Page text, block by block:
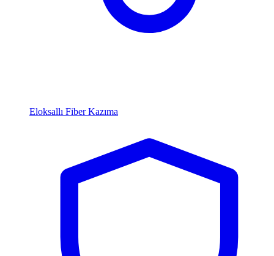
Eloksallı Fiber Kazıma